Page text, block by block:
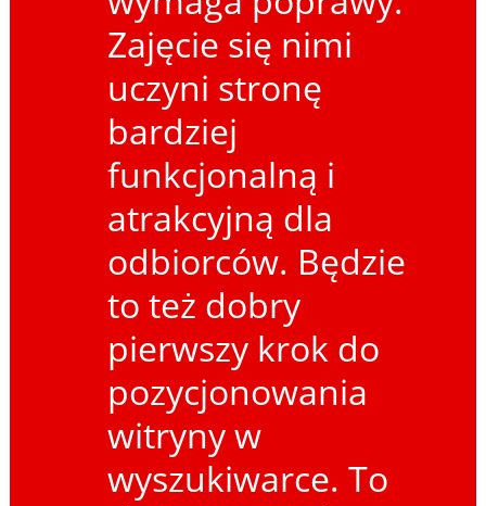
Zajęcie się nimi
uczyni stronę
bardziej
funkcjonalną i
atrakcyjną dla
odbiorców. Będzie
to też dobry
pierwszy krok do
pozycjonowania
witryny w
wyszukiwarce. To